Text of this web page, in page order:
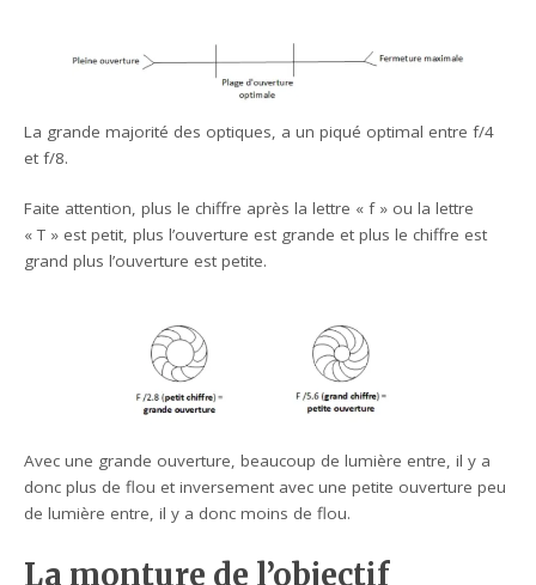
La grande majorité des optiques, a un piqué optimal entre f/4
et f/8.
Faite attention, plus le chiffre après la lettre « f » ou la lettre
« T » est petit, plus l’ouverture est grande et plus le chiffre est
grand plus l’ouverture est petite.
Avec une grande ouverture, beaucoup de lumière entre, il y a
donc plus de flou et inversement avec une petite ouverture peu
de lumière entre, il y a donc moins de flou.
La monture de l’objectif